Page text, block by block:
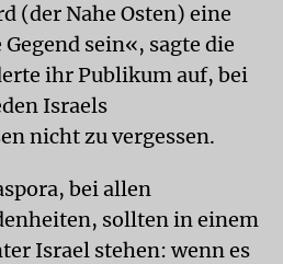
(der Nahe Osten) eine
sein«, sagte die
ihr Publikum auf, bei
Israels
nicht zu vergessen.
bei allen
sollten in einem
Israel stehen: wenn es